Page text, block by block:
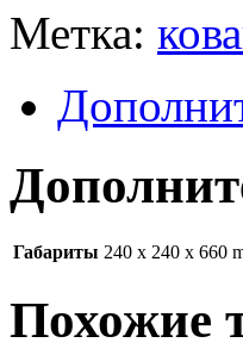
Метка:
Габариты 240 x 240 x 660
Похожие